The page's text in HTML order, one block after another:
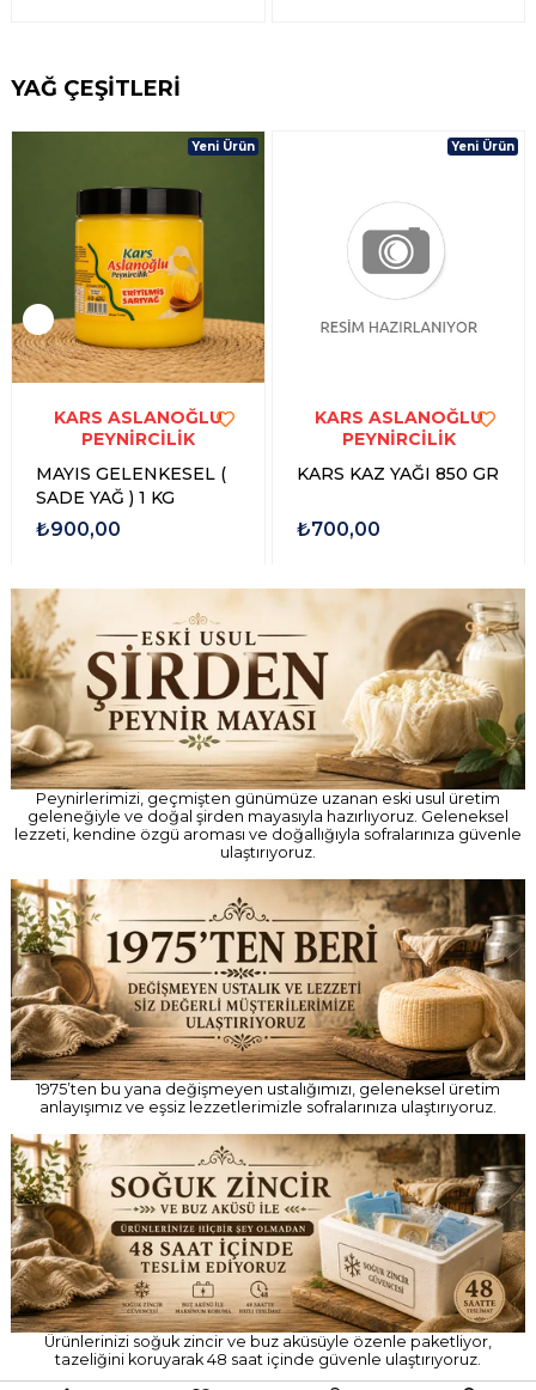
YAĞ ÇEŞİTLERİ
KARS ASLANOĞLU
PEYNİRCİLİK
MAYIS GELENKESEL (
SADE YAĞ ) 1 KG
₺900,00
Yeni Ürün
KARS ASLANOĞLU
PEYNİRCİLİK
KARS KAZ YAĞI 850 GR
₺700,00
Yeni Ürün
Peynirlerimizi, geçmişten günümüze uzanan eski usul üretim
geleneğiyle ve doğal şirden mayasıyla hazırlıyoruz. Geleneksel
lezzeti, kendine özgü aroması ve doğallığıyla sofralarınıza güvenle
ulaştırıyoruz.
1975’ten bu yana değişmeyen ustalığımızı, geleneksel üretim
anlayışımız ve eşsiz lezzetlerimizle sofralarınıza ulaştırıyoruz.
Ürünlerinizi soğuk zincir ve buz aküsüyle özenle paketliyor,
tazeliğini koruyarak 48 saat içinde güvenle ulaştırıyoruz.